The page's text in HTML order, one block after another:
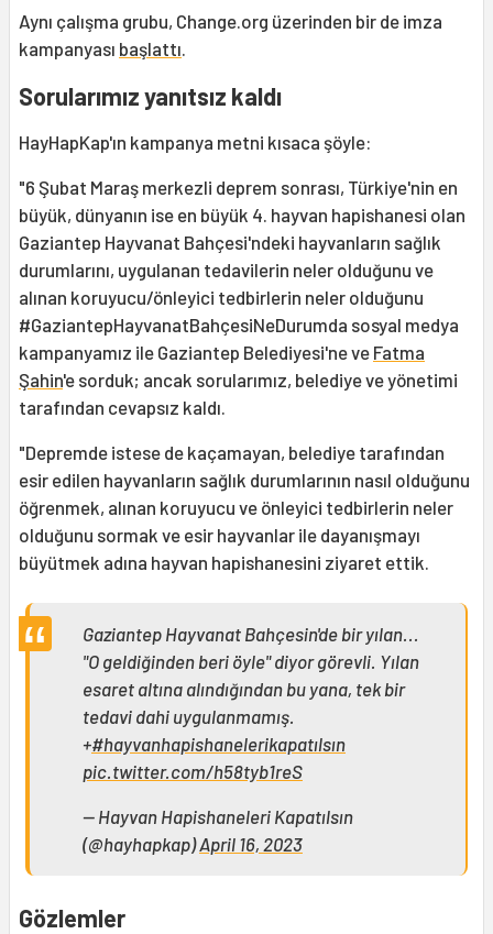
Aynı çalışma grubu, Change.org üzerinden bir de imza
kampanyası başlattı.
Sorularımız yanıtsız kaldı
HayHapKap'ın kampanya metni kısaca şöyle:
"6 Şubat Maraş merkezli deprem sonrası, Türkiye'nin en
büyük, dünyanın ise en büyük 4. hayvan hapishanesi olan
Gaziantep Hayvanat Bahçesi'ndeki hayvanların sağlık
durumlarını, uygulanan tedavilerin neler olduğunu ve
alınan koruyucu/önleyici tedbirlerin neler olduğunu
#GaziantepHayvanatBahçesiNeDurumda sosyal medya
kampanyamız ile Gaziantep Belediyesi'ne ve Fatma
Şahin'e sorduk; ancak sorularımız, belediye ve yönetimi
tarafından cevapsız kaldı.
"Depremde istese de kaçamayan, belediye tarafından
esir edilen hayvanların sağlık durumlarının nasıl olduğunu
öğrenmek, alınan koruyucu ve önleyici tedbirlerin neler
olduğunu sormak ve esir hayvanlar ile dayanışmayı
büyütmek adına hayvan hapishanesini ziyaret ettik.
Gaziantep Hayvanat Bahçesin'de bir yılan...
"O geldiğinden beri öyle" diyor görevli. Yılan
esaret altına alındığından bu yana, tek bir
tedavi dahi uygulanmamış.
+#hayvanhapishanelerikapatılsın
pic.twitter.com/h58tyb1reS
— Hayvan Hapishaneleri Kapatılsın
(@hayhapkap)April 16, 2023
Gözlemler